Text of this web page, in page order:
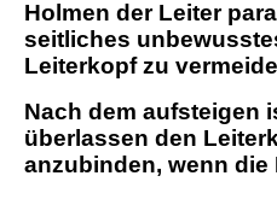
Holmen der Leiter
seitliches
Leiterkopf zu
Nach dem aufsteigen
überlassen den
anzubinden, wenn